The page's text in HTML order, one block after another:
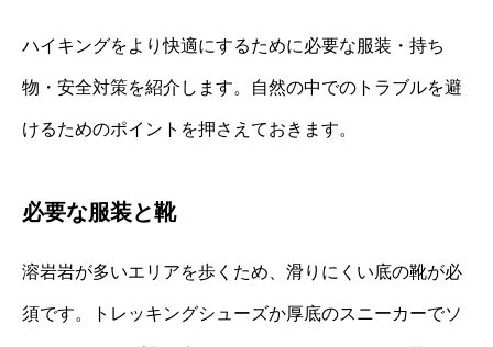
ハイキングをより快適にするために必要な服装・持ち
物・安全対策を紹介します。自然の中でのトラブルを避
けるためのポイントを押さえておきます。
必要な服装と靴
溶岩岩が多いエリアを歩くため、滑りにくい底の靴が必
須です。トレッキングシューズか厚底のスニーカーでソ